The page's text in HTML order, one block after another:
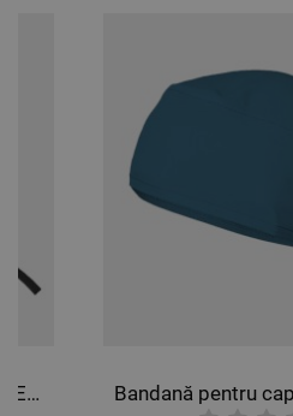
Bandană pentru cap VELILLA NEAGRĂ